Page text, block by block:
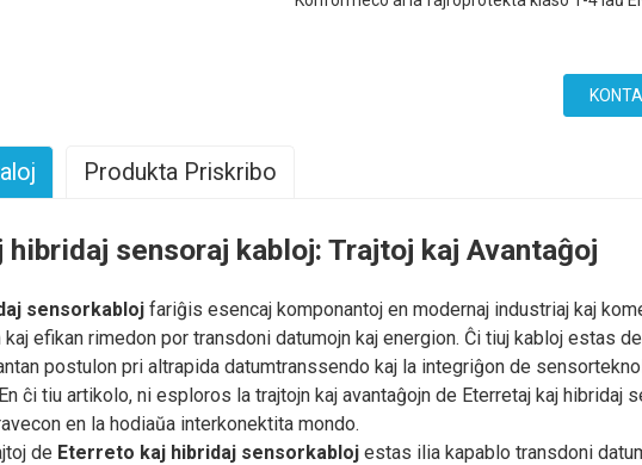
Produkta Priskribo
hibridaj sensoraj kabloj: Trajtoj kaj Avantaĝoj
sensorkabloj fariĝis esencaj komponantoj en modernaj industriaj kaj
efikan rimedon por transdoni datumojn kaj energion. Ĉi tiuj kabloj estas
postulon pri altrapida datumtranssendo kaj la integriĝon de
ĉi tiu artikolo, ni esploros la trajtojn kaj avantaĝojn de Eterretaj kaj hibridaj
en la hodiaŭa interkonektita mondo.
de Eterreto kaj hibridaj sensorkabloj estas ilia kapablo transdoni